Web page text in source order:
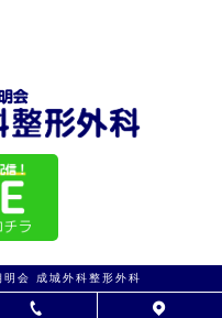
会 成城外科整形外科